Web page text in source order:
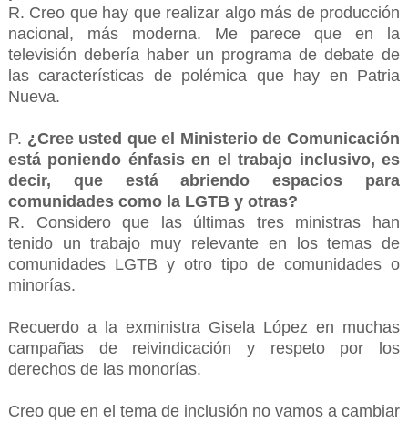
R. Creo que hay que realizar algo más de producción
nacional, más moderna. Me parece que en la
televisión debería haber un programa de debate de
las características de polémica que hay en Patria
Nueva.
P. ¿Cree usted que el Ministerio de Comunicación
está poniendo énfasis en el trabajo inclusivo, es
decir, que está abriendo espacios para
comunidades como la LGTB y otras?
R. Considero que las últimas tres ministras han
tenido un trabajo muy relevante en los temas de
comunidades LGTB y otro tipo de comunidades o
minorías.
Recuerdo a la exministra Gisela López en muchas
campañas de reivindicación y respeto por los
derechos de las monorías.
Creo que en el tema de inclusión no vamos a cambiar